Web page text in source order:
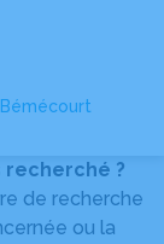
recherché ?
de recherche
ou la